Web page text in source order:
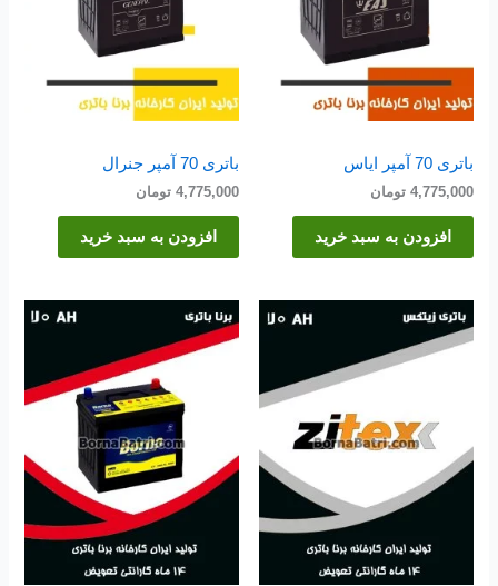
باتری 70 آمپر ایاس
4,775,000 تومان
افزودن به سبد خرید
باتری 70 آمپر جنرال
4,775,000 تومان
افزودن به سبد خرید